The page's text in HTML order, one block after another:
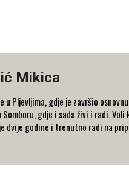
Mikica
u Pljevljima, gdje je završio
Somboru, gdje i sada živi i radi.
dvije godine i trenutno radi na